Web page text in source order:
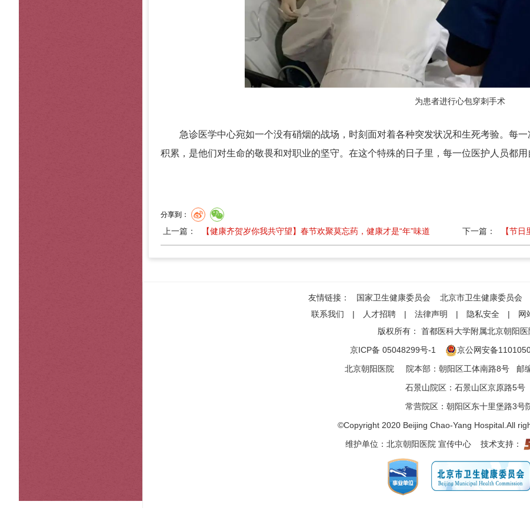
为患者进行心包穿刺手术
急诊医学中心宛如一个没有硝烟的战场，时刻面对着各种突发状况和生死考验。每
积累，是他们对生命的敬畏和对职业的坚守。在这个特殊的日子里，每一位医护人员都用
分享到：
上一篇： 【健康齐贺岁你我共守望】春节欢聚莫忘药，健康才是“年”味道 下一篇： 【节
友情链接： 国家卫生健康委员会 北京市卫生健康委员会
联系我们
| 人才招聘 | 法律声明 | 隐私安全 | 网
版权所有： 首都医科大学附属北京朝阳医
京ICP备 05048299号-1
京公网安备
北京朝阳医院
院本部 ： 朝阳区工体南路8号 邮
石景山院区 ： 石景山区京原路5号
常营院区 ： 朝阳区东十里堡路3号
©Copyright 2020 Beijing Chao-Yang Hospital.All
维护单位：北京朝阳医院 宣传中心 技术支持：